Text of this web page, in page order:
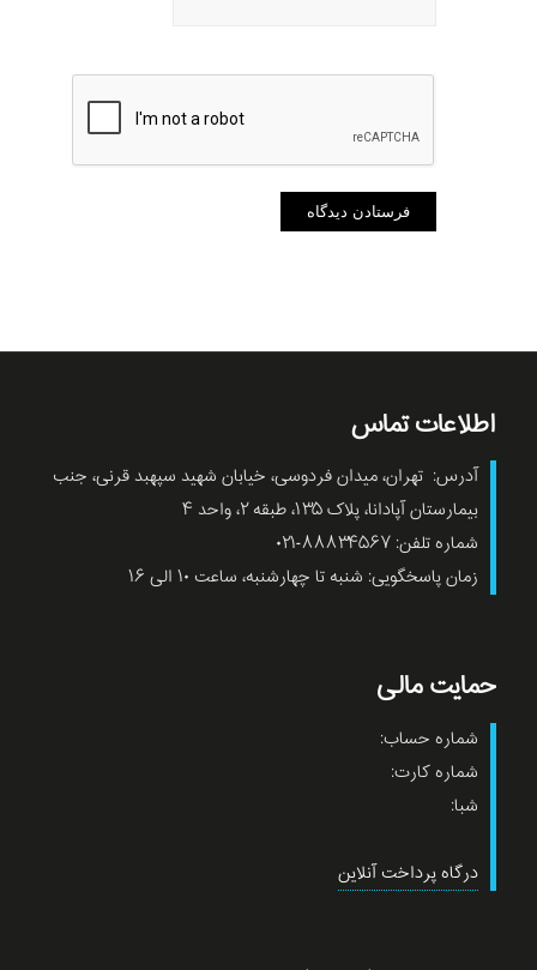
اطلاعات تماس
آدرس: تهران، میدان فردوسی، خیابان شهید سپهبد قرنی، جنب
بیمارستان آپادانا، پلاک ۱۳۵، طبقه ۲، واحد ۴
شماره تلفن: ۸۸۸۳۴۵۶۷-۰۲۱
زمان پاسخگویی: شنبه تا چهارشنبه، ساعت ۱۰ الی ۱۶
حمایت مالی
شماره حساب:
شماره کارت:
شبا:
درگاه پرداخت آنلاین